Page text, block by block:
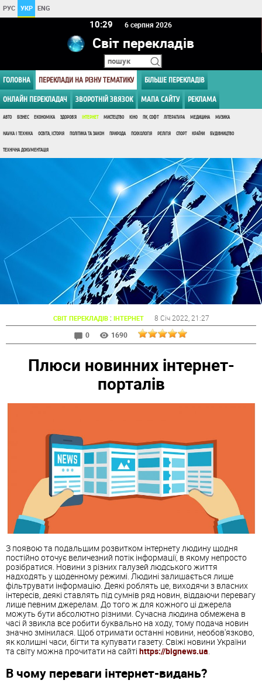
РУС УКР ENG
10:29 6 серпня 2026
Світ перекладів
ГОЛОВНА ПЕРЕКЛАДИ НА РІЗНУ ТЕМАТИКУ БІЛЬШЕ ПЕРЕКЛАДІВ
ОНЛАЙН ПЕРЕКЛАДАЧ ЗВОРОТНІЙ ЗВЯЗОК МАПА САЙТУ РЕКЛАМА
АВТО БІЗНЕС ЕКОНОМІКА ЗДОРОВ'Я ІНТЕРНЕТ МИСТЕЦТВО КІНО ПК, СОФТ ЛІТЕРАТУРА МЕДИЦИНА МУЗИКА
НАУКА І ТЕХНІКА ОСВІТА, ІСТОРІЯ ПОЛІТИКА ТА ЗАКОН ПРИРОДА ПСИХОЛОГІЯ РЕЛІГІЯ СПОРТ КРАЇНИ БУДІВНИЦТВО
ТЕХНІЧНА ДОКУМЕНТАЦІЯ
СВІТ ПЕРЕКЛАДІВ: ІНТЕРНЕТ 8 Січ 2022 , 21:27
0
1690
Плюси новинних інтернет-
порталів
З появою та подальшим розвитком інтернету людину щодня
постійно оточує величезний потік інформації, в якому непросто
розібратися. Новини з різних галузей людського життя
надходять у щоденному режимі. Людині залишається лише
фільтрувати інформацію. Деякі роблять це, виходячи з власних
інтересів, деякі ставлять під сумнів ряд новин, віддаючи перевагу
лише певним джерелам. До того ж для кожного ці джерела
можуть бути абсолютно різними. Сучасна людина обмежена в
часі й звикла все робити буквально на ходу, тому подача новин
значно змінилася. Щоб отримати останні новини, необов'язково,
як колишні часи, бігти та купувати газету. Свіжі новини України
та світу можна прочитати на сайті https://bignews.ua.
В чому переваги інтернет-видань?